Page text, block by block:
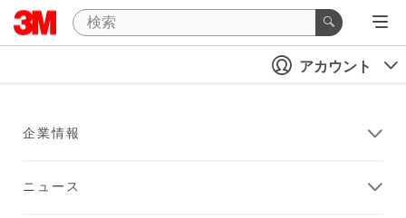
アカウント
企業情報
ニュース